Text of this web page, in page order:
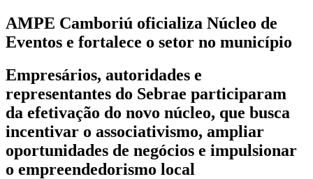
AMPE Camboriú oficializa Núcleo de
Eventos e fortalece o setor no município
Empresários, autoridades e
representantes do Sebrae participaram
da efetivação do novo núcleo, que busca
incentivar o associativismo, ampliar
oportunidades de negócios e impulsionar
o empreendedorismo local